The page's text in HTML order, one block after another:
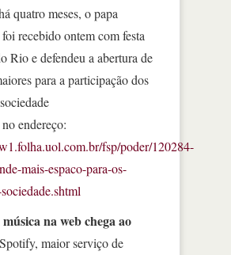
quatro meses, o papa
recebido ontem com festa
Rio e defendeu a abertura de
para a participação dos
endereço:
fsp/poder/120284-
mais-espaco-para-os-
na web chega ao
maior serviço de